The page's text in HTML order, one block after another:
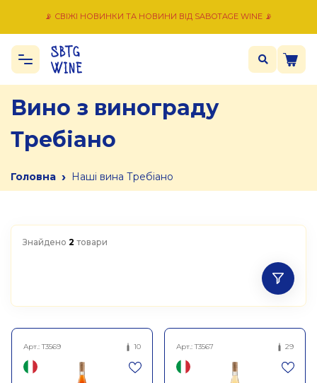
📡 СВІЖІ НОВИНКИ ТА НОВИНИ ВІД SABOTAGE WINE 📡
Вино з винограду
Требіано
Головна › Наші вина Требіано
Знайдено 2 товари
Арт.:T3569 10 Арт.:T3567 29